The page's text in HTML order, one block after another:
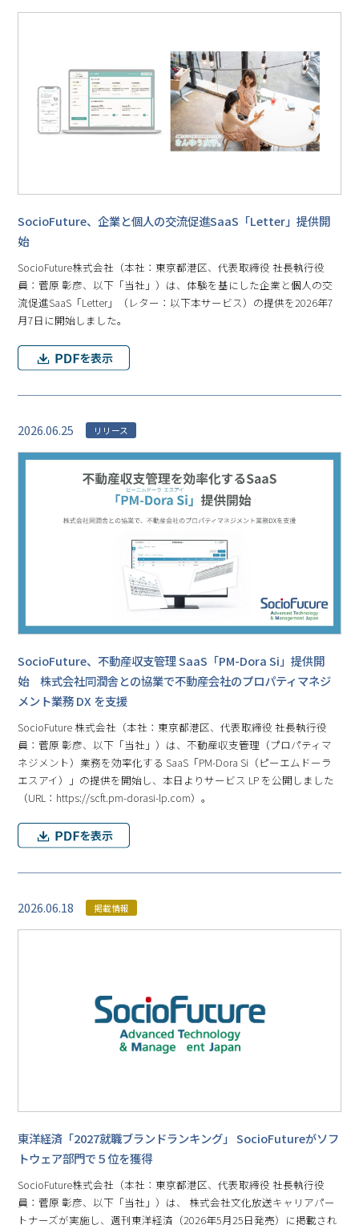
SocioFuture、企業と個人の交流促進SaaS「Letter」提供開
始
SocioFuture株式会社（本社：東京都港区、代表取締役 社長執行役
員：菅原 彰彦、以下「当社」）は、体験を基にした企業と個人の交
流促進SaaS「Letter」（レター：以下本サービス）の提供を2026年7
月7日に開始しました。
2026.06.25 リリース
SocioFuture、不動産収⽀管理 SaaS「PM-Dora Si」提供開
始 株式会社同潤舎との協業で不動産会社のプロパティマネジ
メント業務 DX を支援
SocioFuture 株式会社（本社：東京都港区、代表取締役 社⻑執⾏役
員：菅原 彰彦、以下「当社」）は、不動産収支管理（プロパティマ
ネジメント）業務を効率化する SaaS「PM-Dora Si（ピーエムドーラ
エスアイ）」の提供を開始し、本日よりサービス LP を公開しました
（URL：https://scft.pm-dorasi-lp.com）。
2026.06.18 掲載情報
東洋経済「2027就職ブランドランキング」 SocioFutureがソフ
トウェア部門で５位を獲得
SocioFuture株式会社（本社：東京都港区、代表取締役 社長執行役
員：菅原 彰彦、以下「当社」）は、 株式会社文化放送キャリアパー
トナーズが実施し、週刊東洋経済（2026年5月25日発売）に掲載され